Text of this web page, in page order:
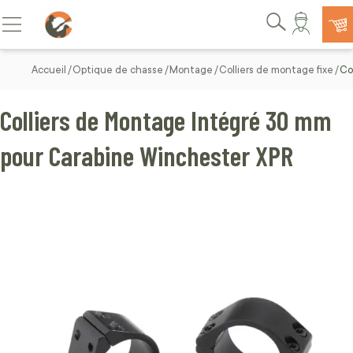
Allez au contenu
Basculer la navigation
Rechercher
Accueil Optique de chasse Montage Colliers de montage fixe
Colliers de Montage Intégré 30 mm
pour Carabine Winchester XPR